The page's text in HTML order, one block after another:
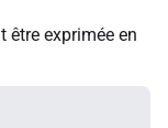
être exprimée en